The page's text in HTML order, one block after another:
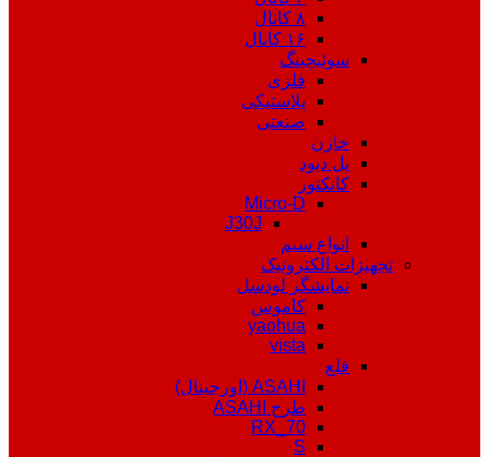
۸ کانال
۱۶ کانال
سوئیچینگ
فلزی
پلاستیکی
صنعتی
خازن
پل دیود
کانکتور
Micro-D
J30J
انواع سیم
تجهیزات الکترونیک
نمایشگر لودسل
کاموس
yaohua
vista
قلع
ASAHI (اورجینال)
طرح ASAHI
RX_70
S